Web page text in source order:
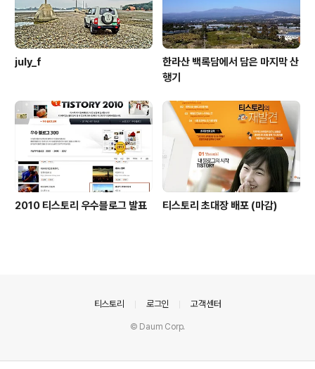
july_f
한라산 백록담에서 담은 마지막 산
행기
2010 티스토리 우수블로그 발표 티스토리 초대장 배포 (마감)
티스토리 로그인 고객센터
© Daum Corp.